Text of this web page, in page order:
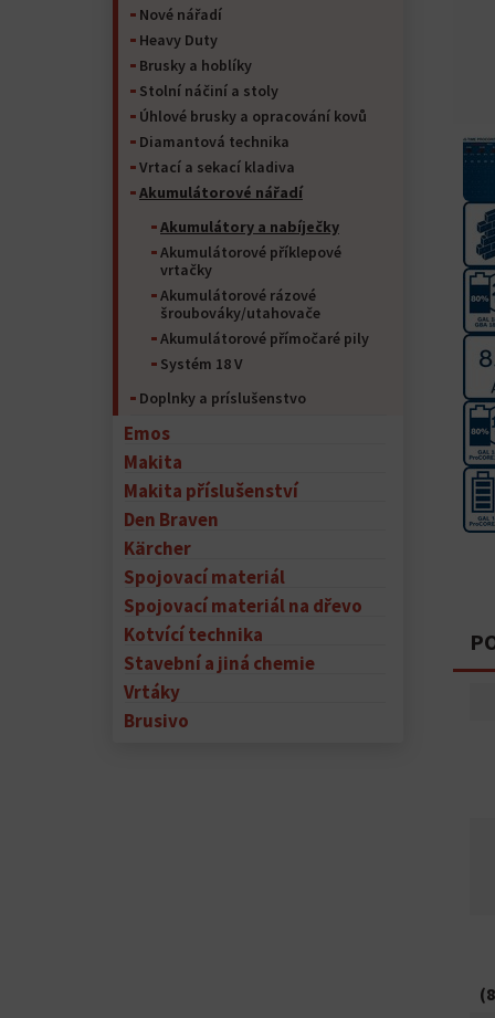
Nové nářadí
Heavy Duty
Brusky a hoblíky
Stolní náčiní a stoly
Úhlové brusky a opracování kovů
Diamantová technika
Vrtací a sekací kladiva
Akumulátorové nářadí
Akumulátory a nabíječky
Akumulátorové příklepové
vrtačky
Akumulátorové rázové
šroubováky/utahovače
Akumulátorové přímočaré pily
Systém 18 V
Doplnky a príslušenstvo
Emos
Makita
Makita příslušenství
Den Braven
Kärcher
Spojovací materiál
Spojovací materiál na dřevo
Kotvící technika
Stavební a jiná chemie
Vrtáky
Brusivo